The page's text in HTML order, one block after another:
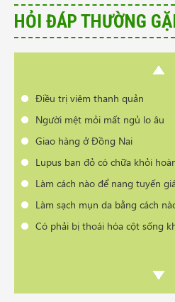
HỎI ĐÁP THƯỜNG
Làm cách nào để nang tuyến
Làm sạch mụn da bằng cách
Có phải bị thoái hóa cột sống
Cần tư vấn sản phẩm trị vẩy
Điều trị viêm thanh quản
Người mệt mỏi mất ngủ lo âu
Giao hàng ở Đồng Nai
Lupus ban đỏ có chữa khỏi
Làm cách nào để nang tuyến
Làm sạch mụn da bằng cách
Có phải bị thoái hóa cột sống